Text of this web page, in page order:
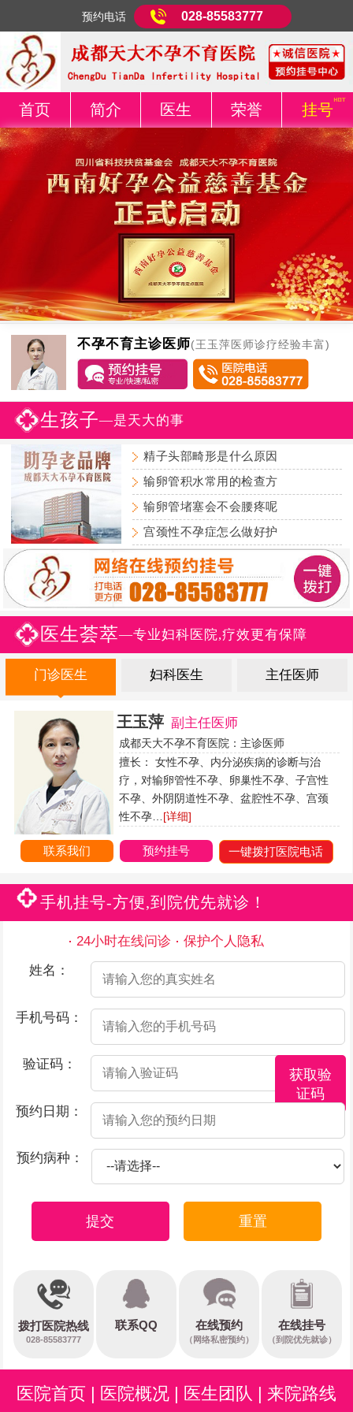
预约电话 028-85583777
首页 简介 医生 荣誉 挂号
不孕不育主诊医师(王玉萍医师诊疗经验丰富)
生孩子—是天大的事
精子头部畸形是什么原因
输卵管积水常用的检查方
输卵管堵塞会不会腰疼呢
宫颈性不孕症怎么做好护
医生荟萃—专业妇科医院,疗效更有保障
门诊医生 妇科医生 主任医师
王玉萍 副主任医师
成都天大不孕不育医院：主诊医师
擅长： 女性不孕、内分泌疾病的诊断与治
疗，对输卵管性不孕、卵巢性不孕、子宫性
不孕、外阴阴道性不孕、盆腔性不孕、宫颈
性不孕… [详细]
联系我们 预约挂号 一键拨打医院电话
手机挂号-方便,到院优先就诊！
24小时在线问诊
保护个人隐私
姓名：
手机号码：
验证码：
获取验
证码
预约日期：
预约病种：
提交 重置
拨打医院热线
028-85583777
联系QQ 在线预约
（网络私密预约）
在线挂号
（到院优先就诊）
医院首页 | 医院概况 | 医生团队 | 来院路线